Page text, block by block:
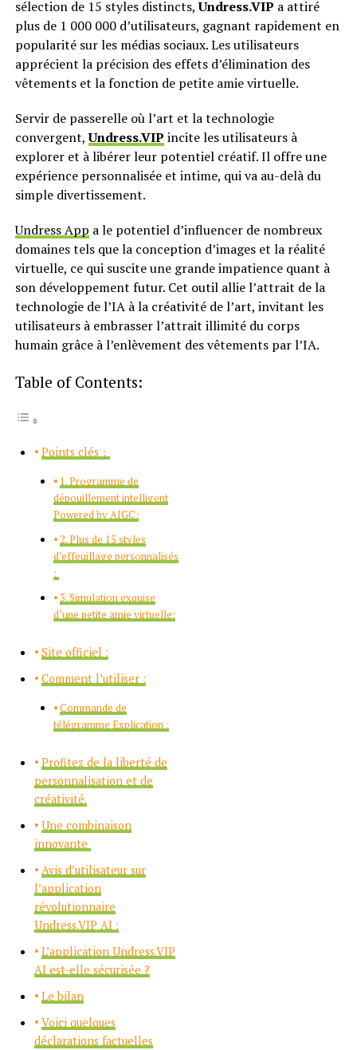
sélection de 15 styles distincts,Undress.VIP a attiré
plus de 1 000 000 d’utilisateurs, gagnant rapidement en
popularité sur les médias sociaux. Les utilisateurs
apprécient la précision des effets d’élimination des
vêtements et la fonction de petite amie virtuelle.
Servir de passerelle où l’art et la technologie
convergent,Undress.VIP incite les utilisateurs à
explorer et à libérer leur potentiel créatif. Il offre une
expérience personnalisée et intime, qui va au-delà du
simple divertissement.
Undress App a le potentiel d’influencer de nombreux
domaines tels que la conception d’images et la réalité
virtuelle, ce qui suscite une grande impatience quant à
son développement futur. Cet outil allie l’attrait de la
technologie de l’IA à la créativité de l’art, invitant les
utilisateurs à embrasser l’attrait illimité du corps
humain grâce à l’enlèvement des vêtements par l’IA.
Table of Contents:
Points clés：
1. Programme de
dépouillement intelligent
Powered by AIGC:
2. Plus de 15 styles
d’effeuillage personnalisés
:
3. Simulation exquise
d’une petite amie virtuelle:
Site officiel :
Comment l’utiliser :
Commande de
télégramme Explication :
Profitez de la liberté de
personnalisation et de
créativité.
Une combinaison
innovante
Avis d’utilisateur sur
l’application
révolutionnaire
Undress.VIP AI :
L’application Undress.VIP
AI est-elle sécurisée ?
Le bilan
Voici quelques
déclarations factuelles